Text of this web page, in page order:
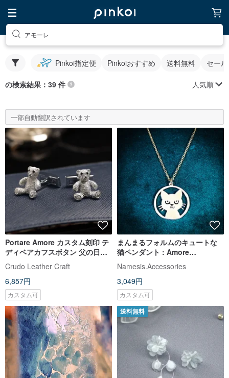
アモーレ
Pinkoi指定便 Pinkoiおすすめ 送料無料 セー
の検索結果：39 件 人気順
一部自動翻訳されています
Portare Amore カスタム刻印 テ
ディベアカフスボタン 父の日ギ
フト
Crudo Leather Craft
6,857円
カスタム可
まんまるフォルムのキュートな
猫ペンダント : Amore
Accessories
Namesis.Accessories
3,049円
カスタム可
送料無料